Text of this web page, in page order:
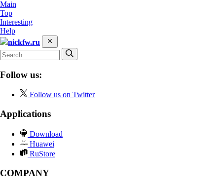
Main
Top
Interesting
Help
nickfw.ru
Follow us:
Follow us on Twitter
Applications
Download
Huawei
RuStore
COMPANY